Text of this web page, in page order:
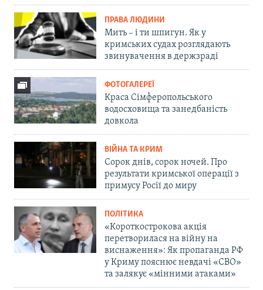
ПРАВА ЛЮДИНИ
Мить – і ти шпигун. Як у
кримських судах розглядають
звинувачення в держзраді
ФОТОГАЛЕРЕЇ
Краса Сімферопольського
водосховища та занедбаність
довкола
ВІЙНА ТА КРИМ
Сорок днів, сорок ночей. Про
результати кримської операції з
примусу Росії до миру
ПОЛІТИКА
«Короткострокова акція
перетворилася на війну на
виснаження»: Як пропаганда РФ
у Криму пояснює невдачі «СВО»
та залякує «мінними атаками»